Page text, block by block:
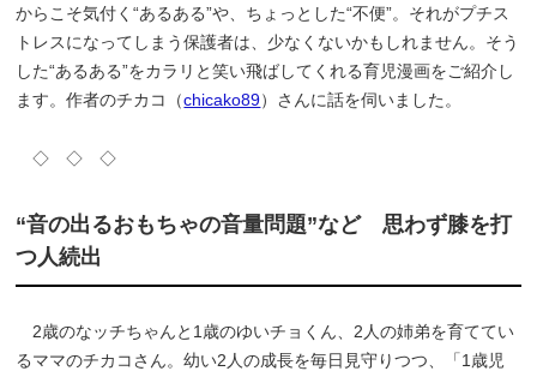
からこそ気付く“あるある”や、ちょっとした“不便”。それがプチス
トレスになってしまう保護者は、少なくないかもしれません。そう
した“あるある”をカラリと笑い飛ばしてくれる育児漫画をご紹介し
ます。作者のチカコ（chicako89）さんに話を伺いました。
◇ ◇ ◇
“音の出るおもちゃの音量問題”など 思わず膝を打
つ人続出
2歳のなッチちゃんと1歳のゆいチョくん、2人の姉弟を育ててい
るママのチカコさん。幼い2人の成長を毎日見守りつつ、「1歳児